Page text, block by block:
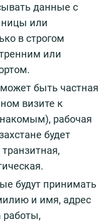
данные с
или
в строгом
или
быть частная
визите к
рабочая
будет
будут принимать
и имя, адрес
работы,